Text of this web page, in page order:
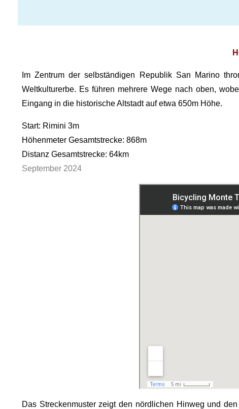
Im Zentrum der selbständigen Republik San Marino
Weltkulturerbe. Es führen mehrere Wege nach oben,
Eingang in die historische Altstadt auf etwa 650m Höhe.
Start: Rimini 3m
Höhenmeter Gesamtstrecke: 868m
Distanz Gesamtstrecke: 64km
September 2024
Das Streckenmuster zeigt den nördlichen Hinweg und